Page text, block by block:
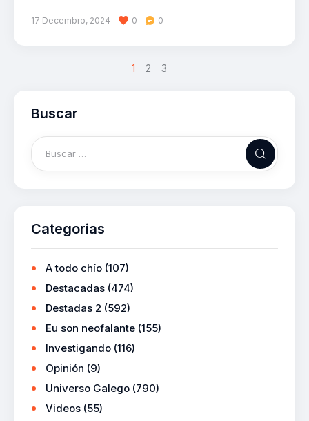
17 Decembro, 2024 0 0
1 2 3
Buscar
Categorias
A todo chío (107)
Destacadas (474)
Destadas 2 (592)
Eu son neofalante (155)
Investigando (116)
Opinión (9)
Universo Galego (790)
Videos (55)